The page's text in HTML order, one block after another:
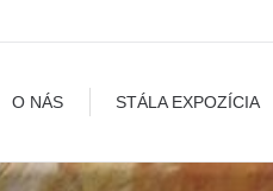
O NÁS STÁLA EXPOZÍCIA
STÁLA EXPOZÍCIA VÝSTAVY